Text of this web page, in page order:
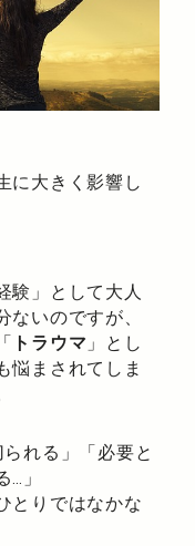
に大きく影響し
験」として大人
いのですが、
トラウマ 」とし
悩まされてしま
れる」「必要と
」
とりではなかな